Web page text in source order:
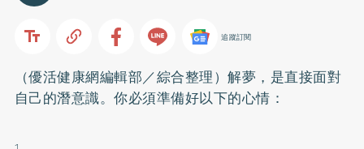
追蹤訂閱
（優活健康網編輯部／綜合整理）解夢，是直接面對
自己的潛意識。你必須準備好以下的心情：